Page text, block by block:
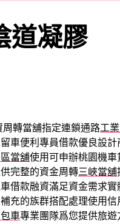
道凝膠
轉當舖指定連鎖通路工
車便利專員借款優良設計
當舖使用可申辦桃園機
完整的資金周轉三峽當舖
借款融資滿足資金需求實
充的族群搭配處理使用
車專業團隊爲您提供旅